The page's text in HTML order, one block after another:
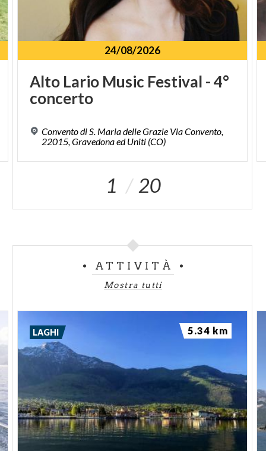
24/08/2026
Alto Lario Music Festival -4°
concerto
Convento di S. Maria delle Grazie Via Convento,
22015, Gravedona ed Uniti (CO)
1 20
ATTIVITÀ
Mostra tutti
LAGHI 5.34 km